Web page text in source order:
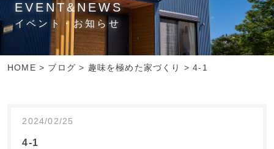
EVENT&NEWS
イベント・お知らせ
HOME > ブログ > 趣味を極めた家づくり >4-1
4-1
2024/02/25